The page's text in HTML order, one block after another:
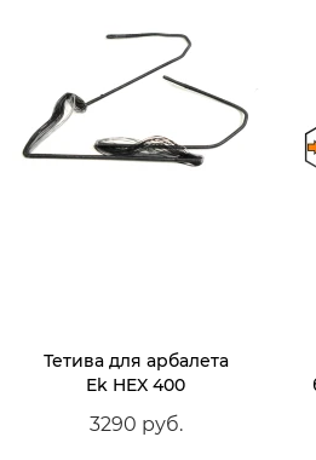
Тетива для арбалета
Ek HEX 400
3290 руб.